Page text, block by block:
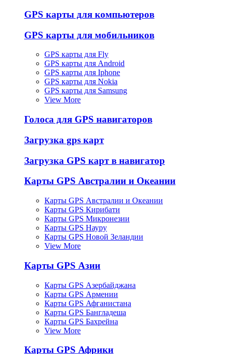
GPS карты для компьютеров
GPS карты для мобильников
GPS карты для Fly
GPS карты для Android
GPS карты для Iphone
GPS карты для Nokia
GPS карты для Samsung
View More
Голоса для GPS навигаторов
Загрузка gps карт
Загрузка GPS карт в навигатор
Карты GPS Австралии и Океании
Карты GPS Австралии и Океании
Карты GPS Кирибати
Карты GPS Микронезии
Карты GPS Науру
Карты GPS Новой Зеландии
View More
Карты GPS Азии
Карты GPS Азербайджана
Карты GPS Армении
Карты GPS Афганистана
Карты GPS Бангладеша
Карты GPS Бахрейна
View More
Карты GPS Африки